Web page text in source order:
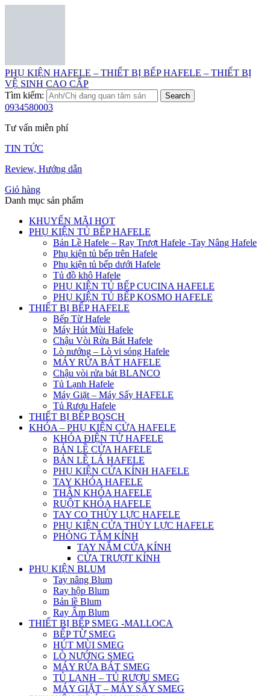
PHỤ KIỆN HAFELE – THIẾT BỊ BẾP HAFELE – THIẾT BỊ
VỆ SINH CAO CẤP
Tìm kiếm:
Search
0934580003
Tư vấn miễn phí
TIN TỨC
Review, Hướng dẫn
Giỏ hàng
Danh mục sản phẩm
KHUYẾN MÃI HOT
PHỤ KIỆN TỦ BẾP HAFELE
Bản Lề Hafele – Ray Trượt Hafele -Tay Nâng Hafele
Phụ kiện tủ bếp trên Hafele
Phụ kiện tủ bếp dưới Hafele
Tủ đồ khô Hafele
PHỤ KIỆN TỦ BẾP CUCINA HAFELE
PHỤ KIỆN TỦ BẾP KOSMO HAFELE
THIẾT BỊ BẾP HAFELE
Bếp Từ Hafele
Máy Hút Mùi Hafele
Chậu Vòi Rửa Bát Hafele
Lò nướng – Lò vi sóng Hafele
MÁY RỬA BÁT HAFELE
Chậu vòi rửa bát BLANCO
Tủ Lạnh Hafele
Máy Giặt – Máy Sấy HAFELE
Tủ Rượu Hafele
THIẾT BỊ BẾP BOSCH
KHÓA – PHỤ KIỆN CỬA HAFELE
KHÓA ĐIỆN TỬ HAFELE
BẢN LỀ CỬA HAFELE
BẢN LỀ LÁ HAFELE
PHỤ KIỆN CỬA KÍNH HAFELE
TAY KHÓA HAFELE
THÂN KHÓA HAFELE
RUỘT KHÓA HAFELE
TAY CO THỦY LỰC HAFELE
PHỤ KIỆN CỬA THỦY LỰC HAFELE
PHÒNG TẮM KÍNH
TAY NẮM CỬA KÍNH
CỬA TRƯỢT KÍNH
PHỤ KIỆN BLUM
Tay nâng Blum
Ray hộp Blum
Bản lề Blum
Ray Âm Blum
THIẾT BỊ BẾP SMEG -MALLOCA
BẾP TỪ SMEG
HÚT MÙI SMEG
LÒ NƯỚNG SMEG
MÁY RỬA BÁT SMEG
TỦ LẠNH – TỦ RƯỢU SMEG
MÁY GIẶT – MÁY SẤY SMEG